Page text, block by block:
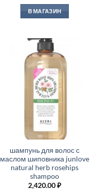
В МАГАЗИН
шампунь для волос с
маслом шиповника junlove
natural herb rosehips
shampoo
2,420.00₽